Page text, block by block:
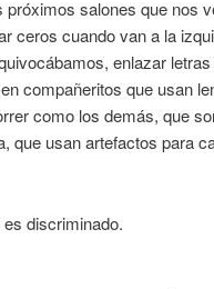
salones que nos
ceros cuando van a la
enlazar
compañeritos que usan
como los demás, que
que usan artefactos para
discriminado.